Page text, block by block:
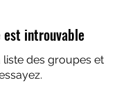
est introuvable
liste des groupes et